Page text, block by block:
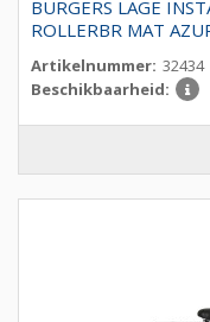
BURGERS LAGE
ROLLERBR MAT
Artikelnummer: 32434
Beschikbaarheid: